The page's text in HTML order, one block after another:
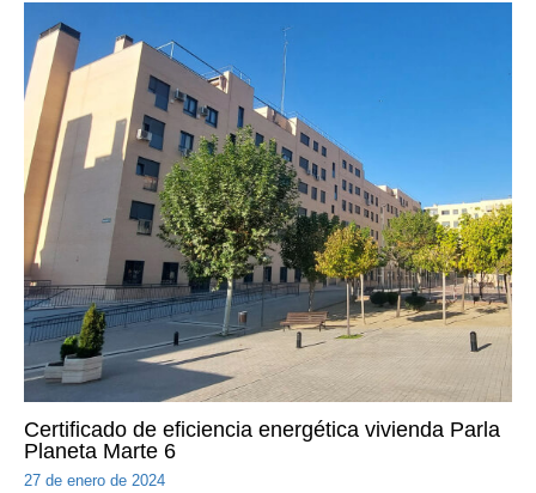
Certificado de eficiencia energética vivienda Parla
Planeta Marte 6
27 de enero de 2024